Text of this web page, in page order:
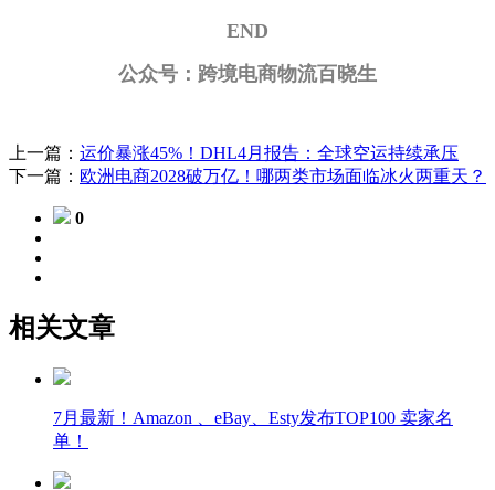
END
公众号：跨境电商物流百晓生
上一篇： 运价暴涨45%！DHL4月报告：全球空运持续承压
下一篇： 欧洲电商2028破万亿！哪两类市场面临冰火两重天？
0
相关文章
7月最新！Amazon 、eBay、Esty发布TOP100 卖家名
单！